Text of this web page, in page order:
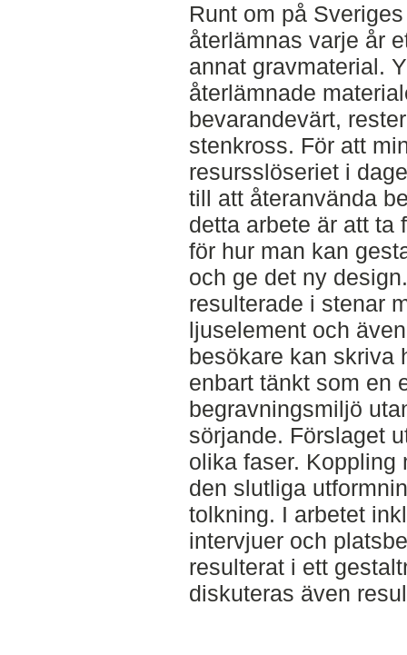
Runt om på
återlämnas varje år
annat gravmaterial.
återlämnade
bevarandevärt,
stenkross. För att
resursslöseriet i
till att återanvända
detta arbete är att ta
för hur man kan
och ge det ny
resulterade i stenar
ljuselement och
besökare kan skriva
enbart tänkt som en
begravningsmiljö
sörjande. Förslaget
olika faser. Koppling
den slutliga
tolkning. I arbetet
intervjuer och
resulterat i ett
diskuteras även